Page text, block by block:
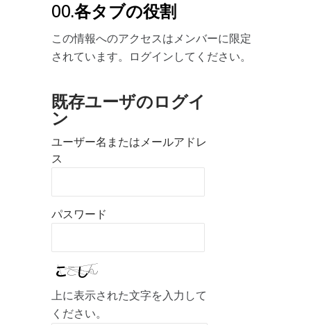
00.各タブの役割
この情報へのアクセスはメンバーに限定
されています。ログインしてください。
既存ユーザのログイ
ン
ユーザー名またはメールアドレ
ス
パスワード
上に表示された文字を入力して
ください。